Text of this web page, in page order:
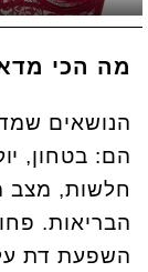
מה הכי
הנושאים
הם: בטחון,
חלשות, מצב
הבריאות.
השפעת דת